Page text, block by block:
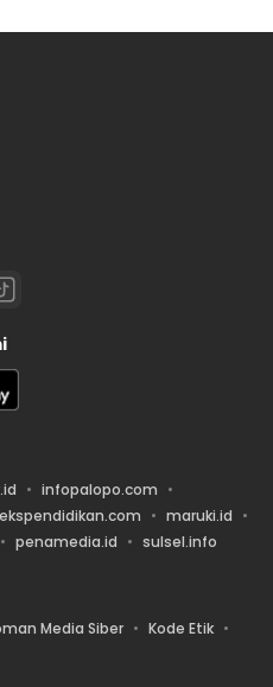
infopalopo.com
maruki.id
penamedia.id sulsel.info
Media Siber
Kode Etik